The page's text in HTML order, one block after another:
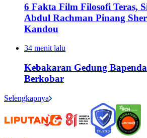
6 Fakta Film Filosofi Teras,
Abdul Rachman Pinang
Kandou
34 menit lalu
Kebakaran Gedung
Berkobar
Selengkapnya